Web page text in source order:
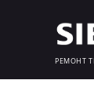
РЕМОНТ